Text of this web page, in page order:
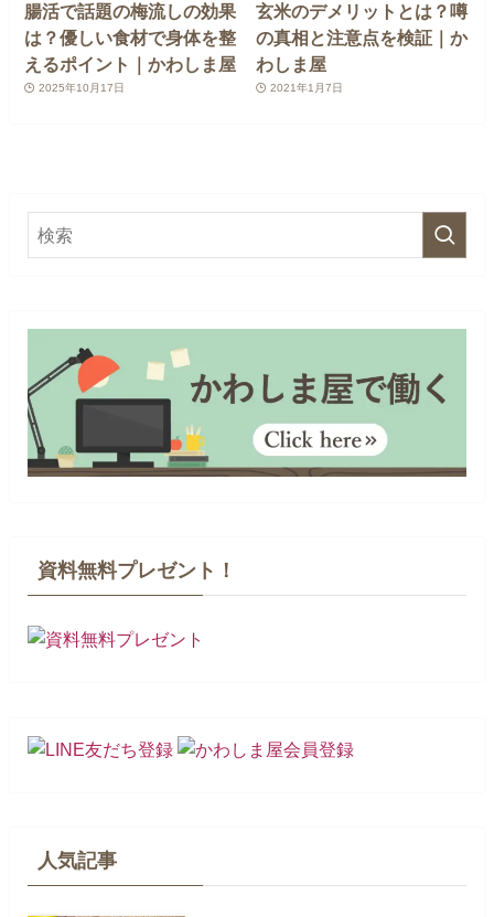
腸活で話題の梅流しの効果
は？優しい食材で身体を整
えるポイント｜かわしま屋
2025年10月17日
玄米のデメリットとは？噂
の真相と注意点を検証｜か
わしま屋
2021年1月7日
資料無料プレゼント！
人気記事